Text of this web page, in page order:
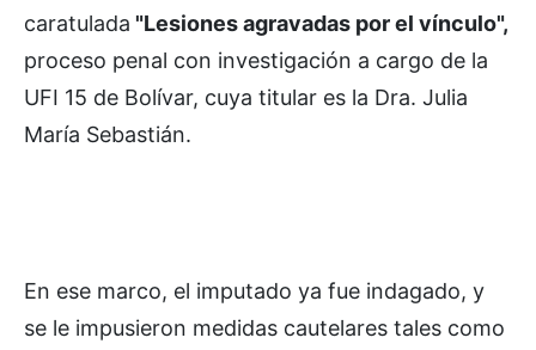
caratulada "Lesiones agravadas por el vínculo",
proceso penal con investigación a cargo de la
UFI 15 de Bolívar, cuya titular es la Dra. Julia
María Sebastián.
En ese marco, el imputado ya fue indagado, y
se le impusieron medidas cautelares tales como